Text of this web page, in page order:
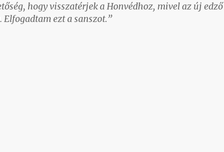
hogy visszatérjek a Honvédhoz, mivel az új edző
Elfogadtam ezt a sanszot.”
Boti visszatér, valamint bejelentették Bódog stábját”